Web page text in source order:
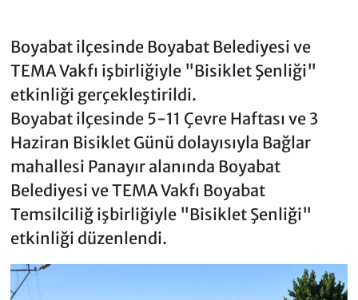
Boyabat ilçesinde Boyabat Belediyesi ve
TEMA Vakfı işbirliğiyle "Bisiklet Şenliği"
etkinliği gerçekleştirildi.
Boyabat ilçesinde 5-11 Çevre Haftası ve 3
Haziran Bisiklet Günü dolayısıyla Bağlar
mahallesi Panayır alanında Boyabat
Belediyesi ve TEMA Vakfı Boyabat
Temsilciliğ işbirliğiyle "Bisiklet Şenliği"
etkinliği düzenlendi.